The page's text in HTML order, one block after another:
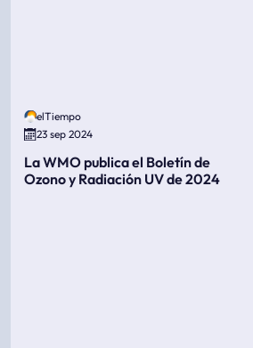
elTiempo
23 sep 2024
La WMO publica el Boletín de
Ozono y Radiación UV de 2024